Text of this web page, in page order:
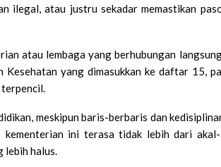
ilegal, atau justru sekadar memastikan
atau lembaga yang berhubungan
Kesehatan yang dimasukkan ke daftar 15,
terpencil.
meskipun baris-berbaris dan
kementerian ini terasa tidak lebih dari
lebih halus.